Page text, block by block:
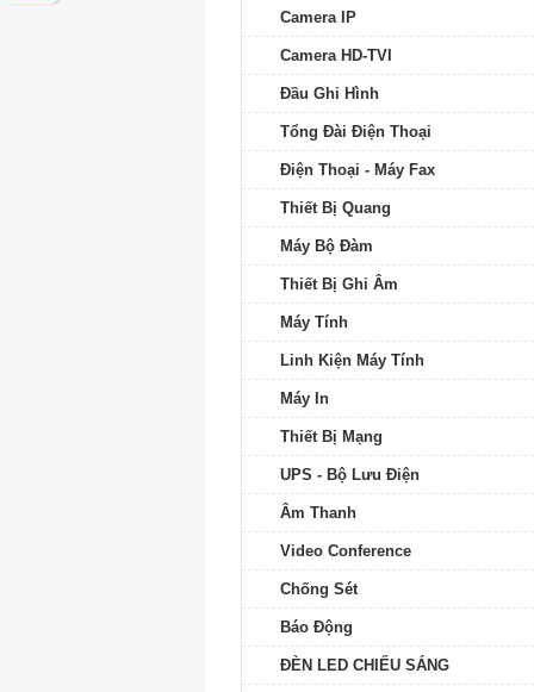
Camera IP
Camera HD-TVI
Đầu Ghi Hình
Tổng Đài Điện Thoại
Điện Thoại - Máy Fax
Thiết Bị Quang
Máy Bộ Đàm
Thiết Bị Ghi Âm
Máy Tính
Linh Kiện Máy Tính
Máy In
Thiết Bị Mạng
UPS - Bộ Lưu Điện
Âm Thanh
Video Conference
Chống Sét
Báo Động
ĐÈN LED CHIẾU SÁNG